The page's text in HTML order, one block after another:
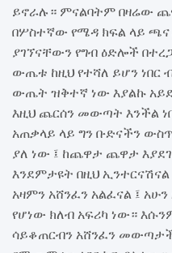
ይኖራሉ። ምናልባትም በዛሬው
በሦስተኛው የሜዳ ክፍል ላይ
ያገኘናቸውን የግብ ዕድሎች
ውጤቱ ከዚህ የተሻለ ይሆን ነበር
ውጤት ዝቅተኛ ነው እያልኩ
እዚህ ጨርሰን መውጣት እንችል
አጠቃላይ ላይ ግን ቡድናችን
ያለ ነው ፤ ከጨዋታ ጨዋታ
እንደምታዩት በዚህ
አዛምን አሸንፈን አልፈናል ፤
የሆነው ክለብ አፍሪካ ነው።
ሳይቆጠርብን አሸንፈን